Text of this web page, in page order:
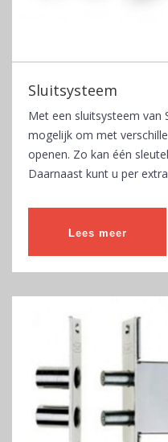
Sluitsysteem
Met een sluitsysteem van
mogelijk om met
openen. Zo kan één
Daarnaast kunt u per
Lees meer